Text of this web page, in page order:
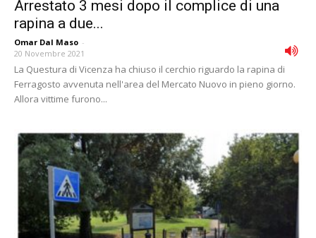
Arrestato 3 mesi dopo il complice di una
rapina a due...
Omar Dal Maso -
20 Novembre 2021
La Questura di Vicenza ha chiuso il cerchio riguardo la rapina di
Ferragosto avvenuta nell'area del Mercato Nuovo in pieno giorno.
Allora vittime furono...